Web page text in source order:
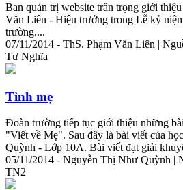
Ban quản trị website trân trọng giới
Văn Liên - Hiệu trưởng trong Lễ kỷ
trường....
07/11/2014 - ThS. Phạm Văn Liên |
Tư Nghĩa
Tình mẹ
Đoàn trường tiếp tục giới thiệu những
"Viết về Mẹ". Sau đây là bài viết của
Quỳnh - Lớp 10A. Bài viết đạt giải
05/11/2014 - Nguyễn Thị Như Quỳnh |
TN2